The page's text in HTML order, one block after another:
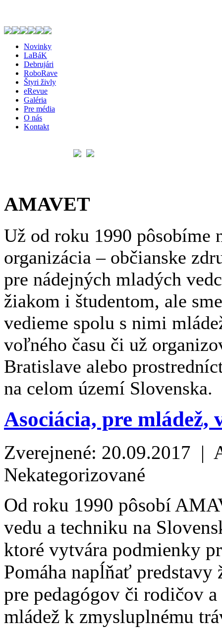
Novinky
LaBáK
Debrujári
RoboRave
Štyri živly
eRevue
Galéria
Pre média
O nás
Kontakt
AMAVET
Už od roku 1990 pôsobíme
organizácia – občianske
pre nádejných mladých
žiakom i študentom, ale
vedieme spolu s nimi
voľného času či už
Bratislave alebo
na celom území Slovenska.
Asociácia, pre mládež,
Zverejnené: 20.09.2017 |
Nekategorizované
Od roku 1990 pôsobí
vedu a techniku na
ktoré vytvára podmienky
Pomáha napĺňať
pre pedagógov či rodičov
mládež k zmysluplnému